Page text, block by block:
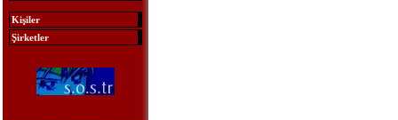
Kişiler
Şirketler